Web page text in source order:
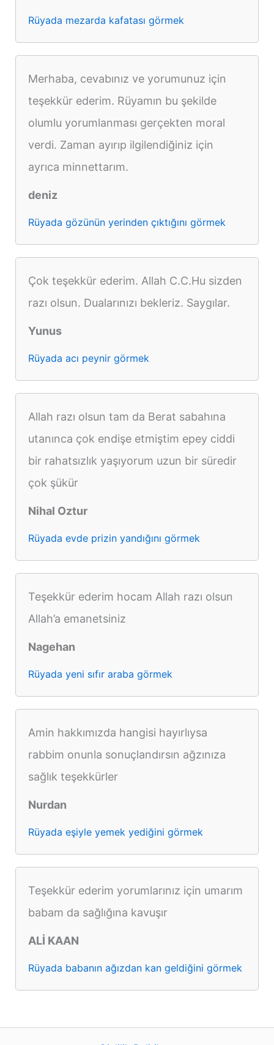
Rüyada mezarda kafatası görmek
Merhaba, cevabınız ve yorumunuz için
teşekkür ederim. Rüyamın bu şekilde
olumlu yorumlanması gerçekten moral
verdi. Zaman ayırıp ilgilendiğiniz için
ayrıca minnettarım.
deniz
Rüyada gözünün yerinden çıktığını görmek
Çok teşekkür ederim. Allah C.C.Hu sizden
razı olsun. Dualarınızı bekleriz. Saygılar.
Yunus
Rüyada acı peynir görmek
Allah razı olsun tam da Berat sabahına
utanınca çok endişe etmiştim epey ciddi
bir rahatsızlık yaşıyorum uzun bir süredir
çok şükür
Nihal Oztur
Rüyada evde prizin yandığını görmek
Teşekkür ederim hocam Allah razı olsun
Allah’a emanetsiniz
Nagehan
Rüyada yeni sıfır araba görmek
Amin hakkımızda hangisi hayırlıysa
rabbim onunla sonuçlandırsın ağzınıza
sağlık teşekkürler
Nurdan
Rüyada eşiyle yemek yediğini görmek
Teşekkür ederim yorumlarınız için umarım
babam da sağlığına kavuşır
ALİ KAAN
Rüyada babanın ağızdan kan geldiğini görmek